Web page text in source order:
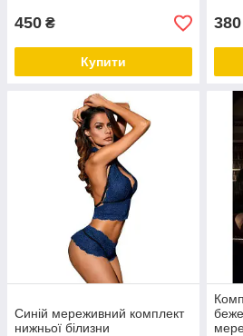
450 ₴
Купити
380
Синій мереживний комплект
нижньої білизни